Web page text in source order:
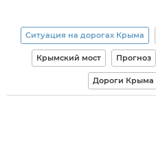
Ситуация на дорогах Крыма
Крымский мост Прогноз
Дороги Крыма